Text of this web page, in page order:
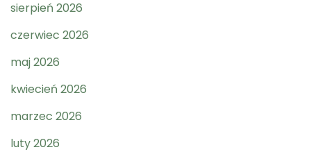
sierpień 2026
czerwiec 2026
maj 2026
kwiecień 2026
marzec 2026
luty 2026